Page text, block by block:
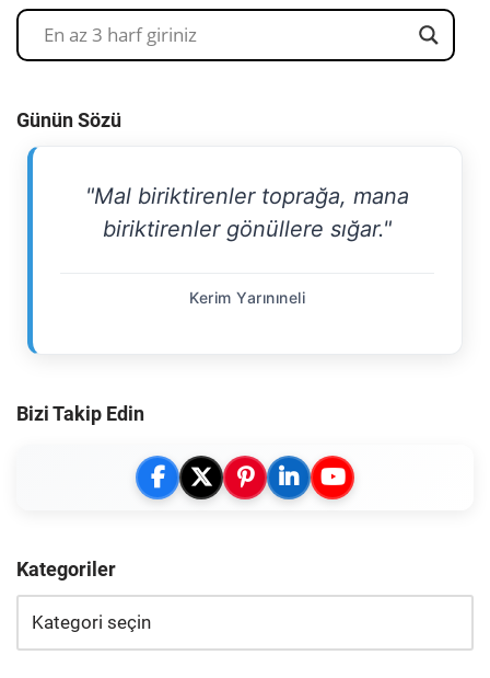
Günün Sözü
"Mal biriktirenler toprağa, mana
biriktirenler gönüllere sığar."
Kerim Yarınıneli
Bizi Takip Edin
Kategoriler